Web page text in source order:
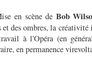
en scène de Bob
et des ombres, la créativité
à l'Opéra (en
en permanence